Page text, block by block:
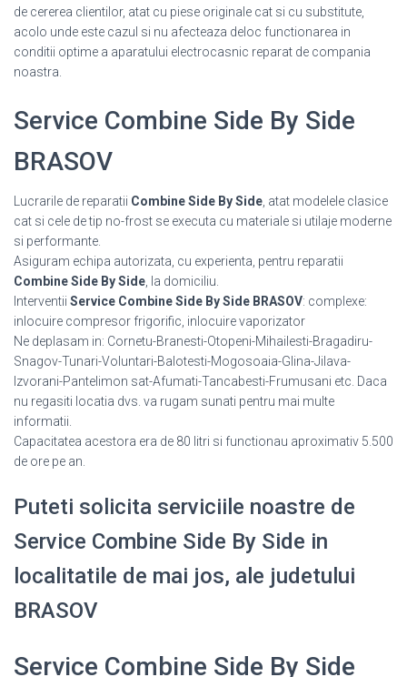
de cererea clientilor, atat cu piese originale cat si cu substitute,
acolo unde este cazul si nu afecteaza deloc functionarea in
conditii optime a aparatului electrocasnic reparat de compania
noastra.
Service Combine Side By Side
BRASOV
Lucrarile de reparatii Combine Side By Side , atat modelele clasice
cat si cele de tip no-frost se executa cu materiale si utilaje moderne
si performante.
Asiguram echipa autorizata, cu experienta, pentru reparatii
Combine Side By Side , la domiciliu.
Interventii Service Combine Side By Side BRASOV: complexe:
inlocuire compresor frigorific, inlocuire vaporizator
Ne deplasam in: Cornetu-Branesti-Otopeni-Mihailesti-Bragadiru-
Snagov-Tunari-Voluntari-Balotesti-Mogosoaia-Glina-Jilava-
Izvorani-Pantelimon sat-Afumati-Tancabesti-Frumusani etc. Daca
nu regasiti locatia dvs. va rugam sunati pentru mai multe
informatii.
Capacitatea acestora era de 80 litri si functionau aproximativ 5.500
de ore pe an.
Puteti solicita serviciile noastre de
Service Combine Side By Side in
localitatile de mai jos, ale judetului
BRASOV
Service Combine Side By Side